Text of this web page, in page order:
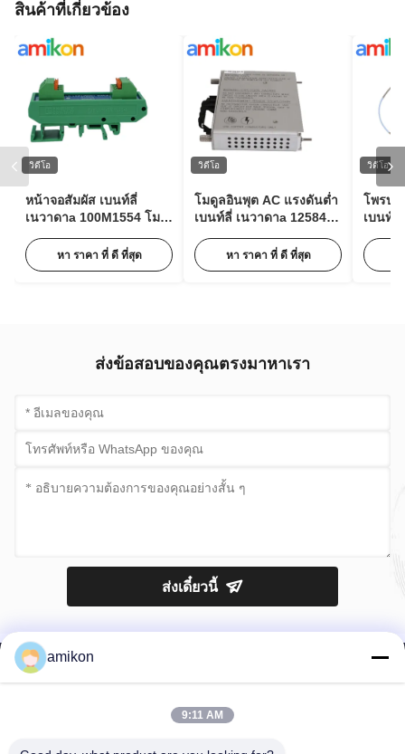
สินค้าที่เกี่ยวข้อง
วิดีโอ
หน้าจอสัมผัส เบนท์ลี่
เนวาดาa 100M1554 โม
ตรวจสอบสภาพ
หา ราคา ที่ ดี ที่สุด
วิดีโอ
โมดูลอินพุต AC แรงดันต่ำ
เบนท์ลี่ เนวาดาa 125840-
85 ถึง 264 Vac RMS
หา ราคา ที่ ดี ที่สุด
วิดีโอ
โพรบ
เบนท์ลี่
05-30-
ส่งข้อสอบของคุณตรงมาหาเรา
ส่งเดี๋ยวนี้
amikon
9:11 AM